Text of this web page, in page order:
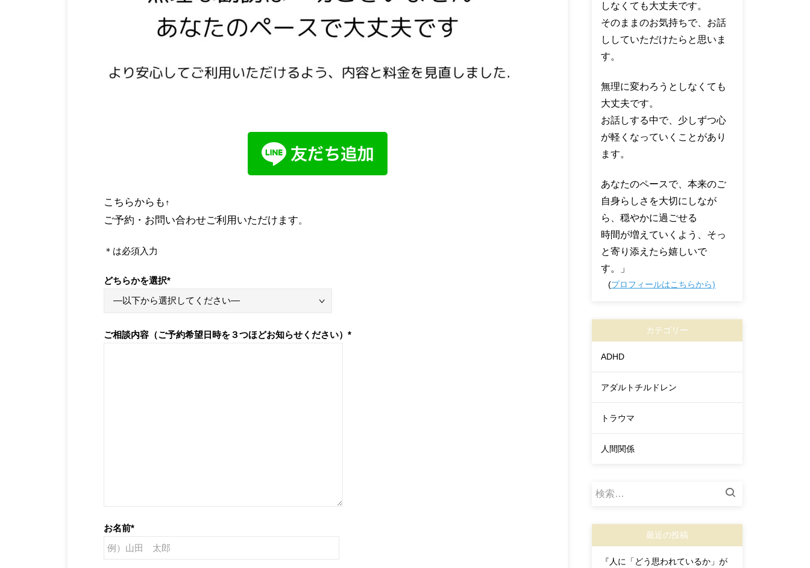
こちらからも ↑
ご予約・お問い合わせご利用いただけます。
＊は必須入力
どちらかを選択*
ご相談内容（ご予約希望日時を３つほどお知らせください） *
お名前*
しなくても大丈夫です。
そのままのお気持ちで、お話
ししていただけたらと思いま
す。
無理に変わろうとしなくても
大丈夫です。
お話しする中で、少しずつ心
が軽くなっていくことがあり
ます。
あなたのペースで、本来のご
自身らしさを大切にしなが
ら、穏やかに過ごせる
時間が増えていくよう、そっ
と寄り添えたら嬉しいで
す。」
(プロフィールはこちらから)
カテゴリー
ADHD
アダルトチルドレン
トラウマ
人間関係
検
最近の投稿
『人に「どう思われているか」が